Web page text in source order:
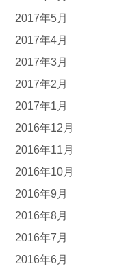
2017年5月
2017年4月
2017年3月
2017年2月
2017年1月
2016年12月
2016年11月
2016年10月
2016年9月
2016年8月
2016年7月
2016年6月